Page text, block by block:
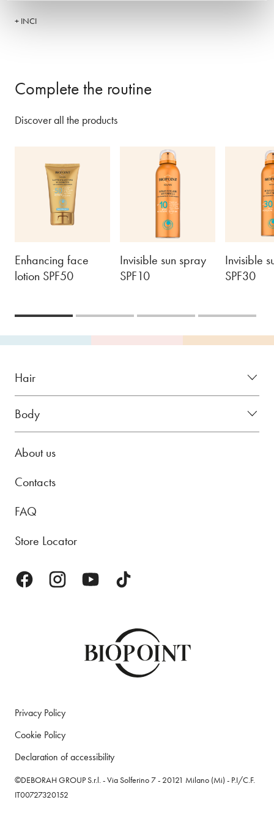
+ INCI
Complete the routine
Discover all the products
Enhancing face
lotion SPF50
Invisible sun spray
SPF10
Invisible
SPF30
Hair
Body
About us
Contacts
FAQ
Store Locator
Privacy Policy
Cookie Policy
Declaration of accessibility
©DEBORAH GROUP S.r.l. - Via Solferino 7 - 20121 Milano (Mi) - P.I/C.F.
IT00727320152